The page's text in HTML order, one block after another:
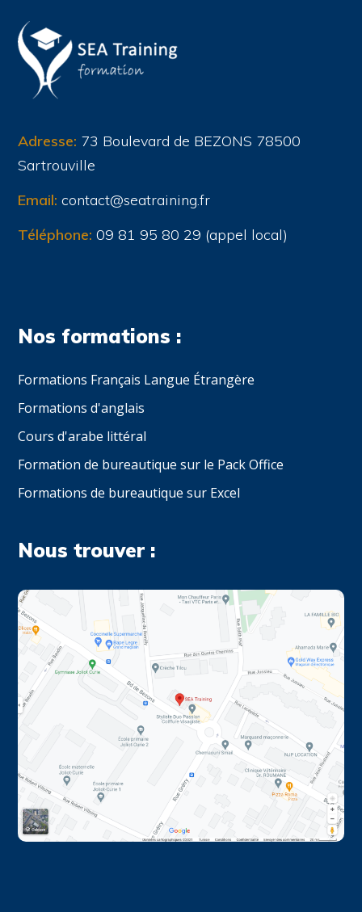
Adresse: 73 Boulevard de BEZONS 78500
Sartrouville
Email: contact@seatraining.fr
Téléphone: 09 81 95 80 29 (appel local)
Nos formations :
Formations Français Langue Étrangère
Formations d'anglais
Cours d'arabe littéral
Formation de bureautique sur le Pack Office
Formations de bureautique sur Excel
Nous trouver :